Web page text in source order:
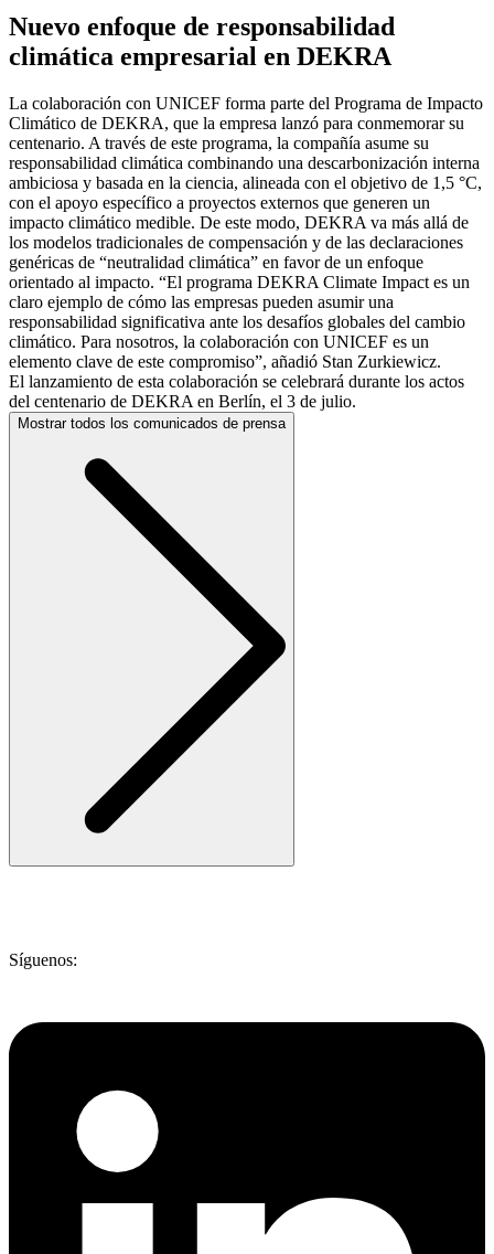
Nuevo enfoque de responsabilidad
climática empresarial en DEKRA
La colaboración con UNICEF forma parte del Programa de Impacto
Climático de DEKRA, que la empresa lanzó para conmemorar su
centenario. A través de este programa, la compañía asume su
responsabilidad climática combinando una descarbonización interna
ambiciosa y basada en la ciencia, alineada con el objetivo de 1,5 °C,
con el apoyo específico a proyectos externos que generen un
impacto climático medible. De este modo, DEKRA va más allá de
los modelos tradicionales de compensación y de las declaraciones
genéricas de “neutralidad climática” en favor de un enfoque
orientado al impacto. “El programa DEKRA Climate Impact es un
claro ejemplo de cómo las empresas pueden asumir una
responsabilidad significativa ante los desafíos globales del cambio
climático. Para nosotros, la colaboración con UNICEF es un
elemento clave de este compromiso”, añadió Stan Zurkiewicz.
El lanzamiento de esta colaboración se celebrará durante los actos
del centenario de DEKRA en Berlín, el 3 de julio.
Mostrar todos los comunicados de prensa
Síguenos: